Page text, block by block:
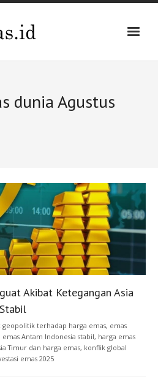
dunia Agustus
Akibat Ketegangan Asia
geopolitik terhadap harga emas, emas
emas Antam Indonesia stabil, harga emas
Timur dan harga emas, konflik global
emas 2025